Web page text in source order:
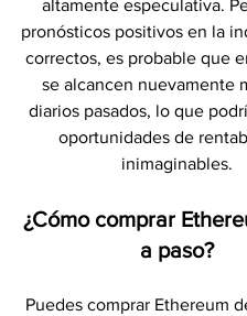
altamente especulativa.
pronósticos positivos en la
correctos, es probable que
se alcancen nuevamente
diarios pasados, lo que
oportunidades de
inimaginables.
¿Cómo comprar
a paso?
Puedes comprar Ethereum